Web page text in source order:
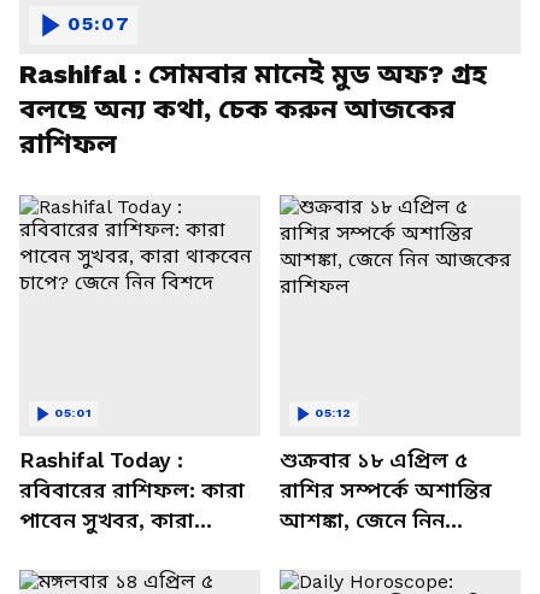
Rashifal : সোমবার মানেই মুড অফ? গ্রহ
বলছে অন্য কথা, চেক করুন আজকের
রাশিফল
05:07
Rashifal Today :
রবিবারের রাশিফল: কারা
পাবেন সুখবর, কারা
বিশদে
05:01
শুক্রবার ১৮ এপ্রিল ৫
রাশির সম্পর্কে অশান্তির
আশঙ্কা, জেনে নিন
05:12